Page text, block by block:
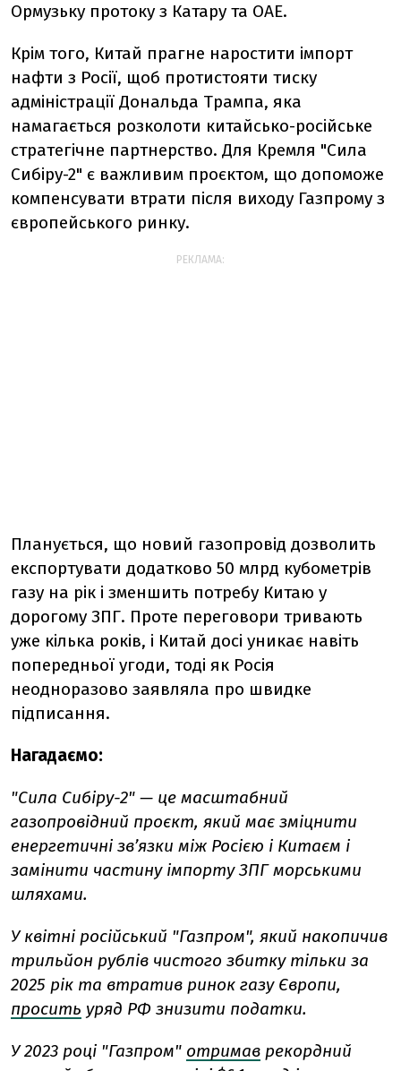
Ормузьку протоку з Катару та ОАЕ.
Крім того, Китай прагне наростити імпорт
нафти з Росії, щоб протистояти тиску
адміністрації Дональда Трампа, яка
намагається розколоти китайсько-російське
стратегічне партнерство. Для Кремля "Сила
Сибіру-2" є важливим проєктом, що допоможе
компенсувати втрати після виходу Газпрому з
європейського ринку.
РЕКЛАМА:
Планується, що новий газопровід дозволить
експортувати додатково 50 млрд кубометрів
газу на рік і зменшить потребу Китаю у
дорогому ЗПГ. Проте переговори тривають
уже кілька років, і Китай досі уникає навіть
попередньої угоди, тоді як Росія
неодноразово заявляла про швидке
підписання.
Нагадаємо:
"Сила Сибіру-2" — це масштабний
газопровідний проєкт, який має зміцнити
енергетичні зв’язки між Росією і Китаєм і
замінити частину імпорту ЗПГ морськими
шляхами.
У квітні російський "Газпром", який накопичив
трильйон рублів чистого збитку тільки за
2025 рік та втратив ринок газу Європи,
просить уряд РФ знизити податки.
У 2023 році "Газпром" отримав рекордний